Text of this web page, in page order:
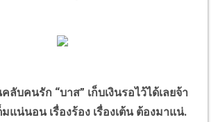
นรัก “บาส” เก็บเงินรอไว้ได้เลยจ้า
มแน่นอน เรื่องร้อง เรื่องเต้น ต้องมาแน่.